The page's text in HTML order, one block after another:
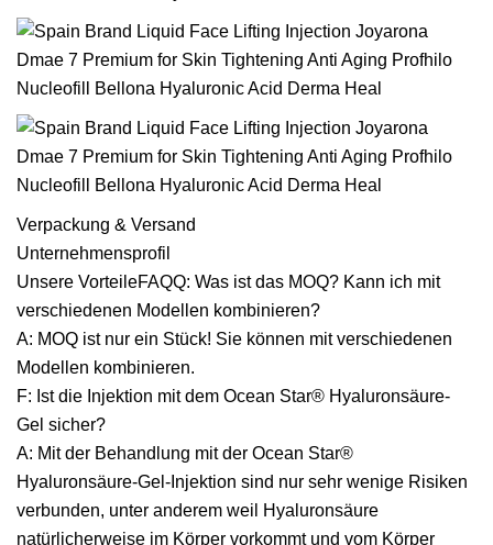
Verpackung & Versand
Unternehmensprofil
Unsere VorteileFAQQ: Was ist das MOQ? Kann ich mit
verschiedenen Modellen kombinieren?
A: MOQ ist nur ein Stück! Sie können mit verschiedenen
Modellen kombinieren.
F: Ist die Injektion mit dem Ocean Star® Hyaluronsäure-
Gel sicher?
A: Mit der Behandlung mit der Ocean Star®
Hyaluronsäure-Gel-Injektion sind nur sehr wenige Risiken
verbunden, unter anderem weil Hyaluronsäure
natürlicherweise im Körper vorkommt und vom Körper